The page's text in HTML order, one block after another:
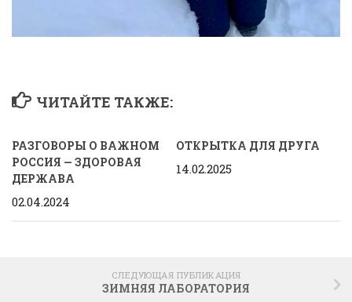
ЧИТАЙТЕ ТАКЖЕ:
РАЗГОВОРЫ О ВАЖНОМ
РОССИЯ — ЗДОРОВАЯ
ДЕРЖАВА
02.04.2024
ОТКРЫТКА ДЛЯ ДРУГА
14.02.2025
СЛЕДУЮЩАЯ ПУБЛИКАЦИЯ
ЗИМНЯЯ ЛАБОРАТОРИЯ